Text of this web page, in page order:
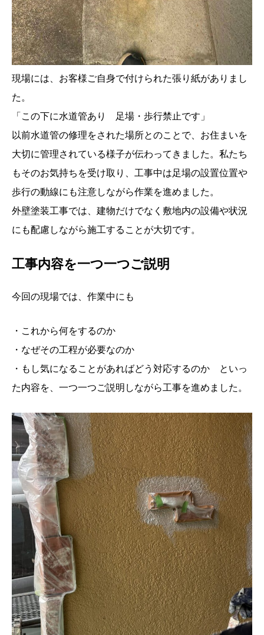
現場には、お客様ご自身で付けられた張り紙がありまし
た。
「この下に水道管あり 足場・歩行禁止です」
以前水道管の修理をされた場所とのことで、お住まいを
大切に管理されている様子が伝わってきました。私たち
もそのお気持ちを受け取り、工事中は足場の設置位置や
歩行の動線にも注意しながら作業を進めました。
外壁塗装工事では、建物だけでなく敷地内の設備や状況
にも配慮しながら施工することが大切です。
工事内容を一つ一つご説明
今回の現場では、作業中にも
・これから何をするのか
・なぜその工程が必要なのか
・もし気になることがあればどう対応するのか といっ
た内容を、一つ一つご説明しながら工事を進めました。